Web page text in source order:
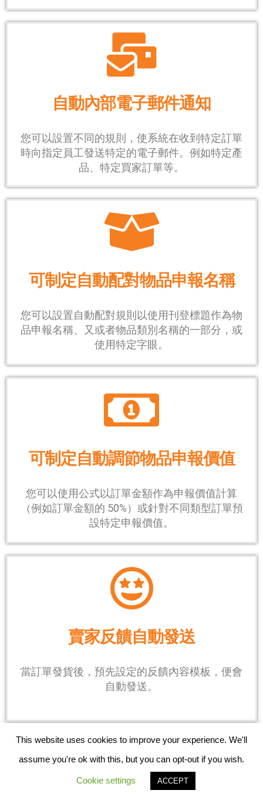
自動內部電子郵件通知
您可以設置不同的規則，使系統在收到特定訂單
時向指定員工發送特定的電子郵件。例如特定產
品、特定買家訂單等。
可制定自動配對物品申報名稱
您可以設置自動配對規則以使用刊登標題作為物
品申報名稱、又或者物品類別名稱的一部分，或
使用特定字眼。
可制定自動調節物品申報價值
您可以使用公式以訂單金額作為申報價值計算
（例如訂單金額的 50%）或針對不同類型訂單預
設特定申報價值。
賣家反饋自動發送
當訂單發貨後，預先設定的反饋內容模板，便會
自動發送。
您可以在系統中使用的物流服
This website uses cookies to improve your experience. We'll
assume you're ok with this, but you can opt-out if you wish.
Cookie settings ACCEPT